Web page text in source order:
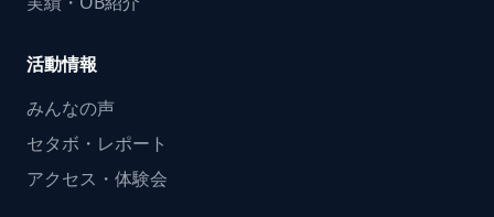
活動情報
みんなの声
セタボ・レポート
アクセス・体験会